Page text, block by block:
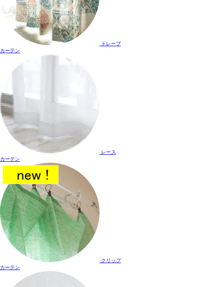
ドレープ
カーテン
レース
カーテン
クリップ
カーテン